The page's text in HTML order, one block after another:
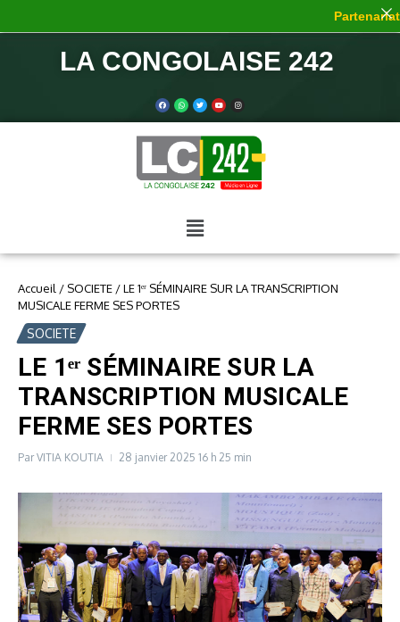
LA CONGOLAISE 242
Accueil / SOCIETE /LE 1ᵉʳ SÉMINAIRE SUR LA TRANSCRIPTION
MUSICALE FERME SES PORTES
SOCIETE
LE 1ᵉʳ SÉMINAIRE SUR LA
TRANSCRIPTION MUSICALE
FERME SES PORTES
ParVITIA KOUTIA 28 janvier 2025 16 h 25 min
Partenariat